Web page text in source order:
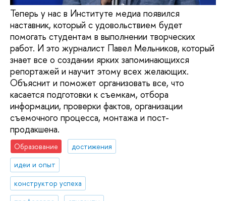
Теперь у нас в Институте медиа появился
наставник, который с удовольствием будет
помогать студентам в выполнении творческих
работ. И это журналист Павел Мельников, который
знает все о создании ярких запоминающихся
репортажей и научит этому всех желающих.
Объяснит и поможет организовать все, что
касается подготовки к съемкам, отбора
информации, проверки фактов, организации
съемочного процесса, монтажа и пост-
продакшена.
Образование
достижения
идеи и опыт
конструктор успеха